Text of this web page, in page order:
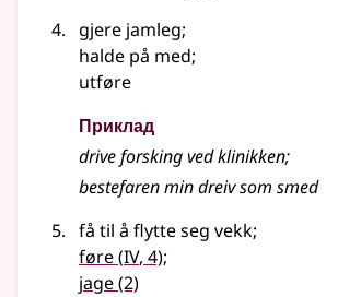
gjere jamleg;
halde på med;
utføre
Приклад
drive forsking ved klinikken;
bestefaren min dreiv som smed
få til å flytte seg vekk;
føre(4
IV, 4);
jage(2)